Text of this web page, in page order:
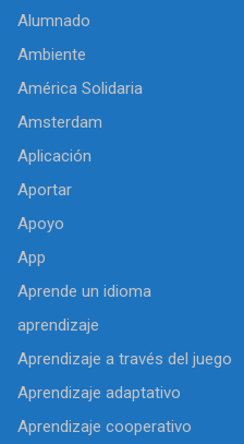
Alumnado
Ambiente
América Solidaria
Amsterdam
Aplicación
Aportar
Apoyo
App
Aprende un idioma
aprendizaje
Aprendizaje a través del juego
Aprendizaje adaptativo
Aprendizaje cooperativo